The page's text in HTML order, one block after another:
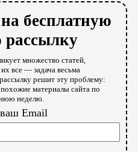
бесплатную
рассылку
множество статей,
все — задача весьма
решит эту проблему:
материалы сайта по
неделю.
Email